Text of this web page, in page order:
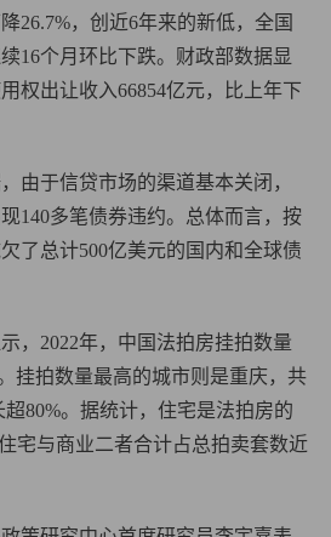
26.7%，创近6年来的新低，全国
16个月环比下跌。财政部数据显
权出让收入66854亿元，比上年下
由于信贷市场的渠道基本关闭，
140多笔债券违约。总体而言，按
了总计500亿美元的国内和全球债
，2022年，中国法拍房挂拍数量
挂拍数量最高的城市则是重庆，共
80%。据统计，住宅是法拍房的
宅与商业二者合计占总拍卖套数近